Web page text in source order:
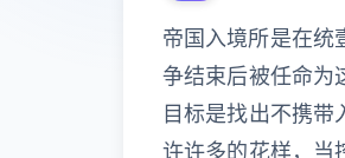
帝国入境所是在统
争结束后被任命为
目标是找出不携
许许多的花样，当